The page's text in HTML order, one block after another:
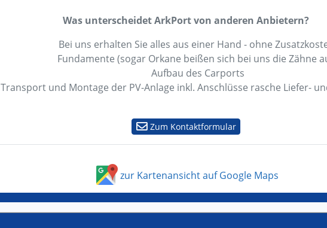
Was unterscheidet ArkPort von anderen Anbietern?
Bei uns erhalten Sie alles aus einer Hand - ohne
Fundamente (sogar Orkane beißen sich bei uns die Zähne
Aufbau des Carports
Transport und Montage der PV-Anlage inkl. Anschlüsse rasche Liefer-
Zum Kontaktformular
zur Kartenansicht auf Google Maps